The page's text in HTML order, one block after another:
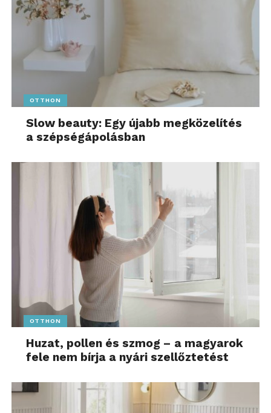
OTTHON
Slow beauty: Egy újabb megközelítés
a szépségápolásban
OTTHON
Huzat, pollen és szmog – a magyarok
fele nem bírja a nyári szellőztetést